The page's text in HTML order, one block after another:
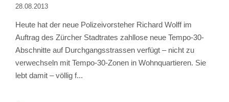
28.08.2013
Heute hat der neue Polizeivorsteher Richard Wolff im
Auftrag des Zürcher Stadtrates zahllose neue Tempo-30-
Abschnitte auf Durchgangsstrassen verfügt – nicht zu
verwechseln mit Tempo-30-Zonen in Wohnquartieren. Sie
lebt damit – völlig f...